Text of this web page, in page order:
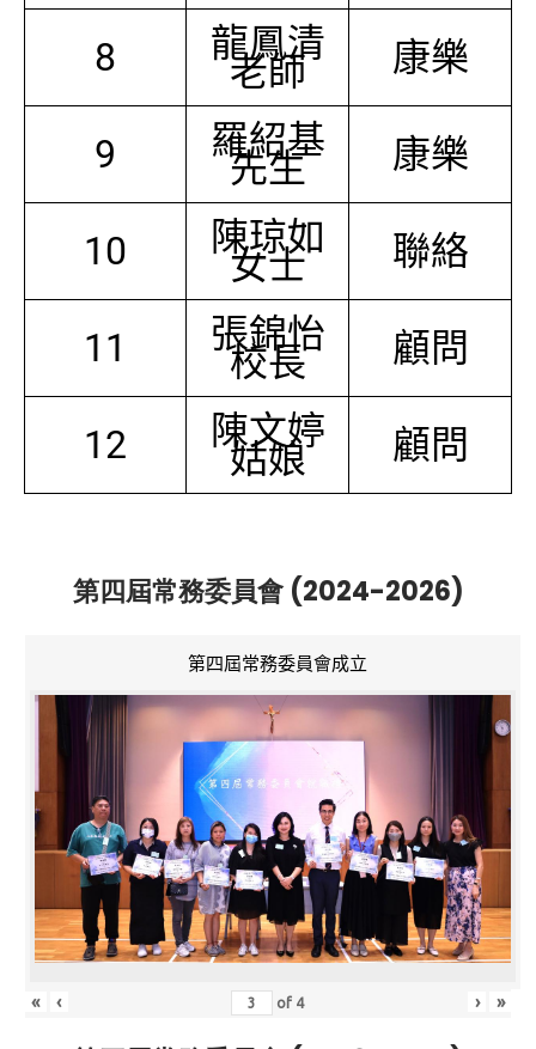
8 龍鳳清
老師 康樂
9 羅紹基
先生 康樂
10 陳琼如
女士 聯絡
11 張錦怡
校長 顧問
12 陳文婷
姑娘 顧問
第四屆常務委員會 (2024-2026)
第四屆常務委員會成立
« ‹ of 4 › »